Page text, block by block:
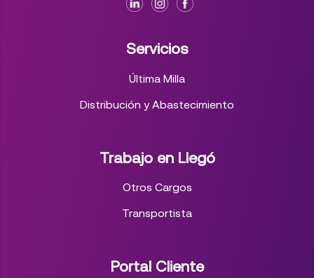
Servicios
Última Milla
Distribución y Abastecimiento
Trabajo en Llegó
Otros Cargos
Transportista
Portal Cliente